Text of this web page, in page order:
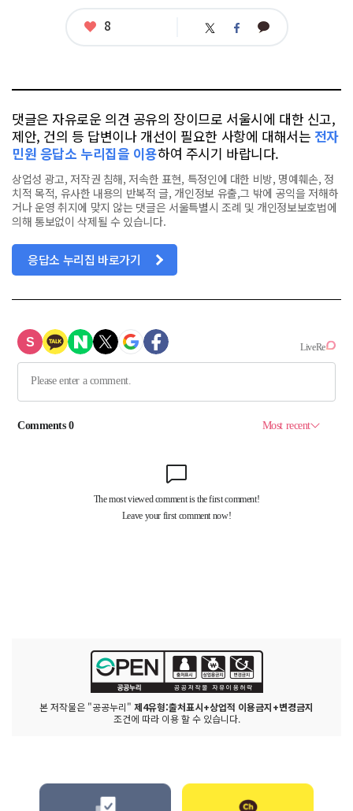
좋
8 트 페 카
댓글은 자유로운 의견 공유의 장이므로 서울시에 대한 신고,
제안, 건의 등 답변이나 개선이 필요한 사항에 대해서는 전자
민원 응답소 누리집을 이용하여 주시기 바랍니다.
상업성 광고, 저작권 침해, 저속한 표현, 특정인에 대한 비방, 명예훼손, 정
치적 목적, 유사한 내용의 반복적 글, 개인정보 유출,그 밖에 공익을 저해하
거나 운영 취지에 맞지 않는 댓글은 서울특별시 조례 및 개인정보보호법에
의해 통보없이 삭제될 수 있습니다.
응답소 누리집 바로가기
본 저작물은 "공공누리" 제4유형:출처표시+상업적 이용금지+변경금지
조건에 따라 이용 할 수 있습니다.